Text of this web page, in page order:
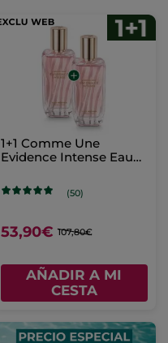
1+1 Comme Une
Evidence Intense Eau
(50)
53,90€ 107,80€
AÑADIR A MI
CESTA